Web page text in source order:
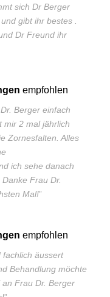
sich Dr Berger
gibt ihr bestes .
Dr Freund ihr
empfohlen
Berger einfach
mir 2 mal jährlich
Zornesfalten. Alles
ich sehe danach
Frau Dr.
Mal!”
empfohlen
fachlich äussert
Behandlung möchte
Frau Dr. Berger